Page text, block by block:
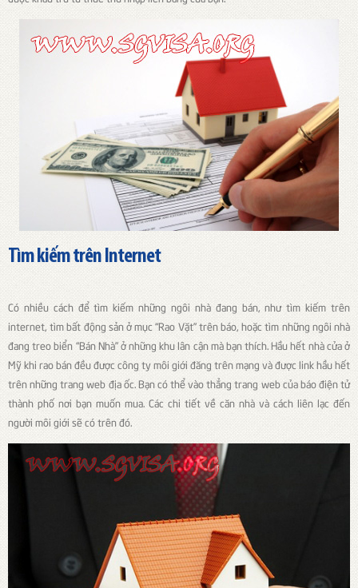
Tìm kiếm trên Internet
Có nhiều cách để tìm kiếm những ngôi nhà đang bán, như tìm kiếm trên
internet, tìm bất động sản ở mục “Rao Vặt” trên báo, hoặc tìm những ngôi nhà
đang treo biển “Bán Nhà” ở những khu lân cận mà bạn thích. Hầu hết nhà cửa ở
Mỹ khi rao bán đều được công ty môi giới đăng trên mạng và được link hầu hết
trên những trang web địa ốc. Bạn có thể vào thẳng trang web của báo điện tử
thành phố nơi bạn muốn mua. Các chi tiết về căn nhà và cách liên lạc đến
người môi giới sẽ có trên đó.